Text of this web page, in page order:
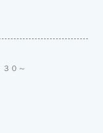
０～